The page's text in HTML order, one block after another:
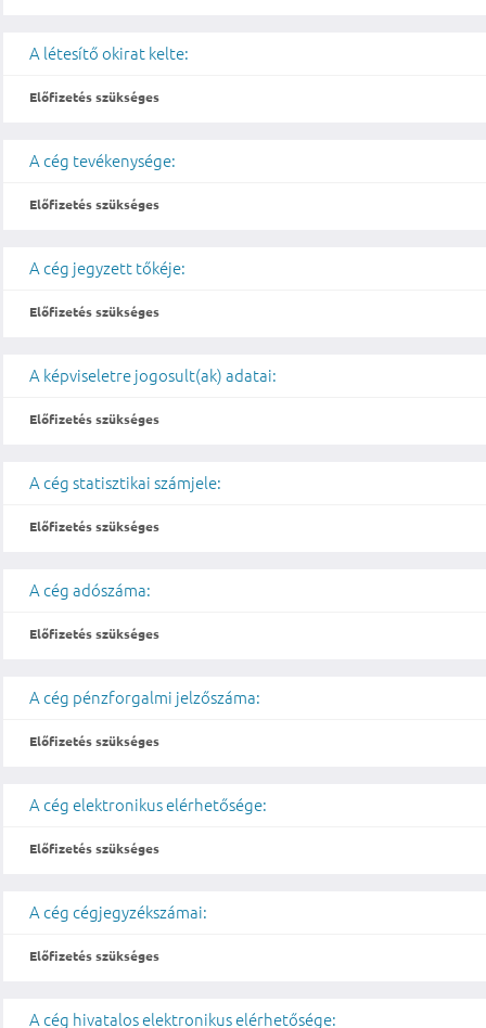
A létesítő okirat kelte:
Előfizetés szükséges
A cég tevékenysége:
Előfizetés szükséges
A cég jegyzett tőkéje:
Előfizetés szükséges
A képviseletre jogosult(ak) adatai:
Előfizetés szükséges
A cég statisztikai számjele:
Előfizetés szükséges
A cég adószáma:
Előfizetés szükséges
A cég pénzforgalmi jelzőszáma:
Előfizetés szükséges
A cég elektronikus elérhetősége:
Előfizetés szükséges
A cég cégjegyzékszámai:
Előfizetés szükséges
A cég hivatalos elektronikus elérhetősége: